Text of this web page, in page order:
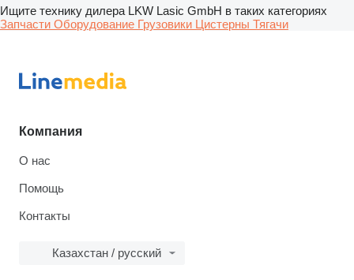
Ищите технику дилера LKW Lasic GmbH в таких категориях
Запчасти Оборудование Грузовики Цистерны Тягачи
Компания
О нас
Помощь
Контакты
Казахстан / русский